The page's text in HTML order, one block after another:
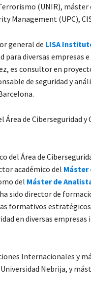
(UNIR), máster
Management (UPC),
general de LISA
para diversas empresas
es consultor en
de seguridad y
Área de Ciberseguridad y
del Área de
académico del Máster
del Máster de
sido director de
formativos
en diversas
Internacionales y
Nebrija, y